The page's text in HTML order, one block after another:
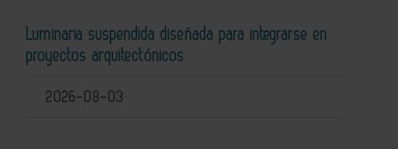
Luminaria suspendida diseñada para integrarse en
proyectos arquitectónicos
2026-08-03